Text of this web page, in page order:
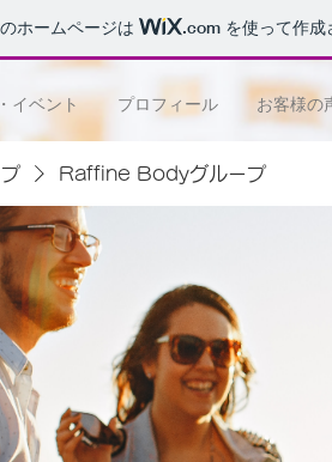
ホームページは .com を使って作成
イベント プロフィール お客様の
Raffine Bodyグループ